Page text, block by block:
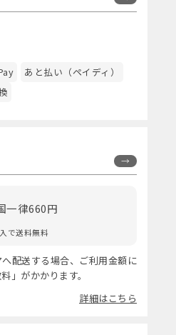
あと払い（ペイディ）
一律660円
で送料無料
配送する場合、ご利用金額に
」がかかります。
詳細はこちら